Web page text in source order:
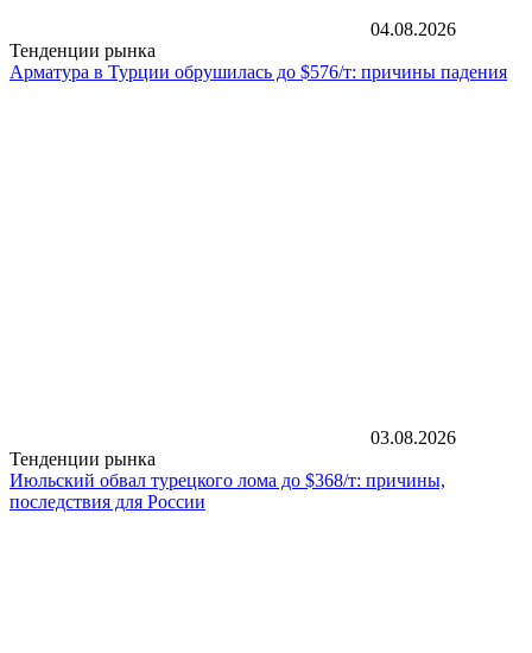
04.08.2026
Тенденции рынка
Арматура в Турции обрушилась до $576/т: причины падения
03.08.2026
Тенденции рынка
Июльский обвал турецкого лома до $368/т: причины,
последствия для России